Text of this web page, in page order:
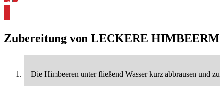
alle Himbeeren Rezepte ansehen
Zubereitung von LECKERE
Die Himbeeren unter fließend Wasser kurz abbrausen und